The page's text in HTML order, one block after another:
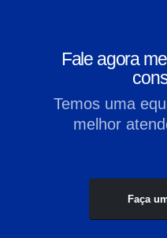
Fale agora
Temos uma
melhor
Faça